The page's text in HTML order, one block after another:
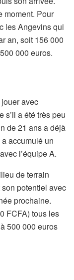
moment. Pour
les Angevins qui
an, soit 156 000
000 euros.
avec
s’il a été très peu
de 21 ans a déjà
accumulé un
l’équipe A.
de terrain
potentiel avec
prochaine.
FCFA) tous les
500 000 euros